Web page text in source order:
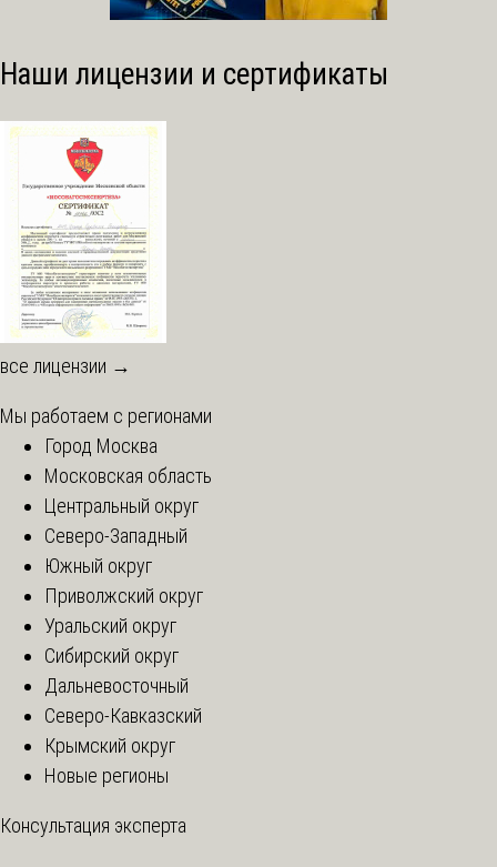
Наши лицензии и сертификаты
все лицензии →
Мы работаем с регионами
Город Москва
Московская область
Центральный округ
Северо-Западный
Южный округ
Приволжский округ
Уральский округ
Сибирский округ
Дальневосточный
Северо-Кавказский
Крымский округ
Новые регионы
Консультация эксперта